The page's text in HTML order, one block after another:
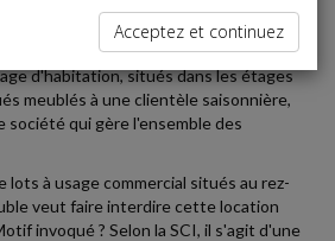
TOURISTIQUE
d'habitation, situés dans les étages
meublés à une clientèle saisonnière,
société qui gère l'ensemble des
lots à usage commercial situés au rez-
veut faire interdire cette location
invoqué ? Selon la SCI, il s'agit d'une
Acceptez et continuez